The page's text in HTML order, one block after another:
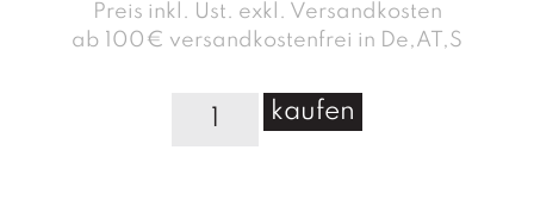
Preis inkl. Ust. exkl. Versandkosten
ab 100€ versandkostenfrei in De,AT,S
kaufen